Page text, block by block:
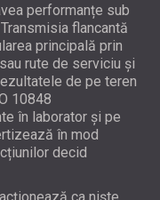
performanțe sub
flancantă
principală prin
rute de serviciu și
de pe teren
10848
în laborator și pe
în mod
decid